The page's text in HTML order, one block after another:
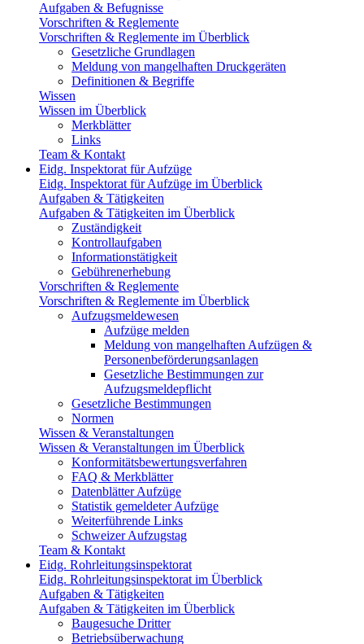
Aufgaben & Befugnisse
Vorschriften & Reglemente
Vorschriften & Reglemente im Überblick
Gesetzliche Grundlagen
Meldung von mangelhaften Druckgeräten
Definitionen & Begriffe
Wissen
Wissen im Überblick
Merkblätter
Links
Team & Kontakt
Eidg. Inspektorat für Aufzüge
Eidg. Inspektorat für Aufzüge im Überblick
Aufgaben & Tätigkeiten
Aufgaben & Tätigkeiten im Überblick
Zuständigkeit
Kontrollaufgaben
Informationstätigkeit
Gebührenerhebung
Vorschriften & Reglemente
Vorschriften & Reglemente im Überblick
Aufzugsmeldewesen
Aufzüge melden
Meldung von mangelhaften Aufzügen &
Personenbeförderungsanlagen
Gesetzliche Bestimmungen zur
Aufzugsmeldepflicht
Gesetzliche Bestimmungen
Normen
Wissen & Veranstaltungen
Wissen & Veranstaltungen im Überblick
Konformitätsbewertungsverfahren
FAQ & Merkblätter
Datenblätter Aufzüge
Statistik gemeldeter Aufzüge
Weiterführende Links
Schweizer Aufzugstag
Team & Kontakt
Eidg. Rohrleitungsinspektorat
Eidg. Rohrleitungsinspektorat im Überblick
Aufgaben & Tätigkeiten
Aufgaben & Tätigkeiten im Überblick
Baugesuche Dritter
Betriebsüberwachung